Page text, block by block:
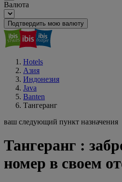
Валюта
Подтвердить мою валюту
Hotels
Азия
Индонезия
Java
Banten
Тангеранг
ваш следующий пункт назначения
Тангеранг :
номер в своем